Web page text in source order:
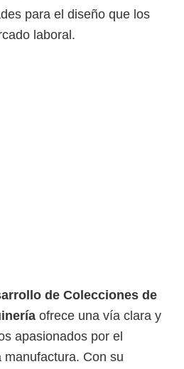
para el diseño que los
laboral.
de Colecciones de
ofrece una vía clara y
apasionados por el
Con su